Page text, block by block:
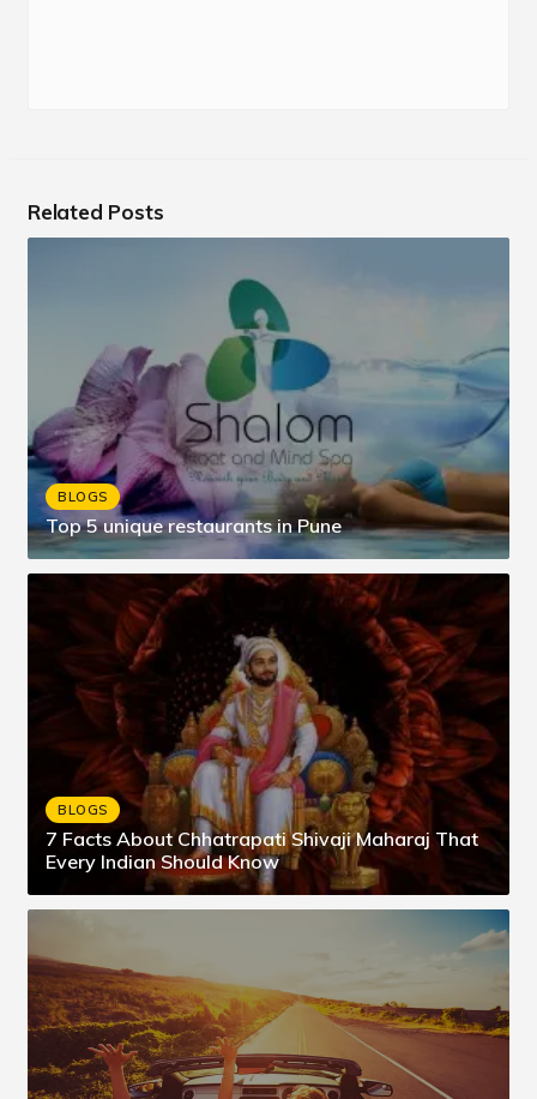
Related Posts
BLOGS
Top 5 unique restaurants in Pune
BLOGS
7 Facts About Chhatrapati Shivaji Maharaj That
Every Indian Should Know